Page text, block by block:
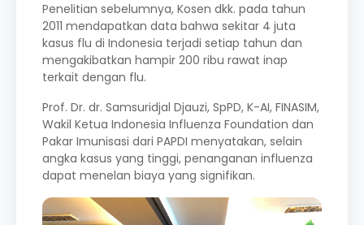
Penelitian sebelumnya, Kosen dkk. pada tahun
2011 mendapatkan data bahwa sekitar 4 juta
kasus flu di Indonesia terjadi setiap tahun dan
mengakibatkan hampir 200 ribu rawat inap
terkait dengan flu.
Prof. Dr. dr. Samsuridjal Djauzi, SpPD, K-AI, FINASIM,
Wakil Ketua Indonesia Influenza Foundation dan
Pakar Imunisasi dari PAPDI menyatakan, selain
angka kasus yang tinggi, penanganan influenza
dapat menelan biaya yang signifikan.